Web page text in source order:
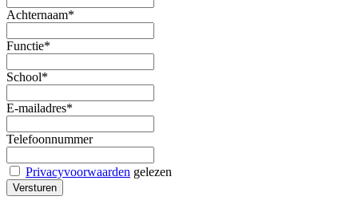
Achternaam*
Functie*
School*
E-mailadres*
Telefoonnummer
Privacyvoorwaarden gelezen